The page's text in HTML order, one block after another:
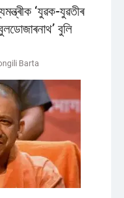
‘যুৱক-যুৱতীৰ
বুলি
Barta